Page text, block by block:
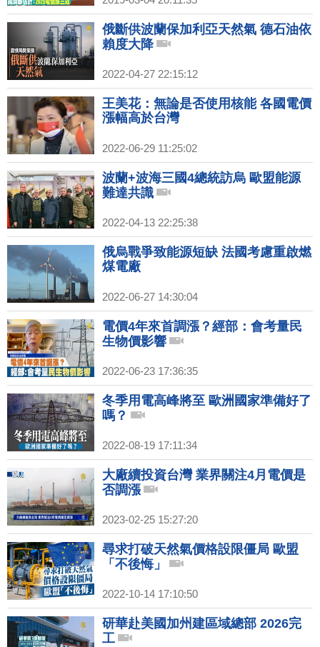
俄斷供波蘭保加利亞天然氣 德石油依
賴度大降
2022-04-27 22:15:12
王美花：無論是否使用核能 各國電價
漲幅高於台灣
2022-06-29 11:25:02
波蘭+波海三國4總統訪烏 歐盟能源
難達共識
2022-04-13 22:25:38
俄烏戰爭致能源短缺 法國考慮重啟燃
煤電廠
2022-06-27 14:30:04
電價4年來首調漲？經部：會考量民
生物價影響
2022-06-23 17:36:35
冬季用電高峰將至 歐洲國家準備好了
嗎？
2022-08-19 17:11:34
大廠續投資台灣 業界關注4月電價是
否調漲
2023-02-25 15:27:20
尋求打破天然氣價格設限僵局 歐盟
「不後悔」
2022-10-14 17:10:50
研華赴美國加州建區域總部 2026完
工